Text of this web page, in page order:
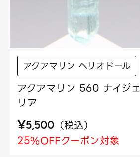
アクアマリン ヘリオドール
アクアマリン 560 ナイジェ
リア
¥5,500 （税込）
25%OFFクーポン対象